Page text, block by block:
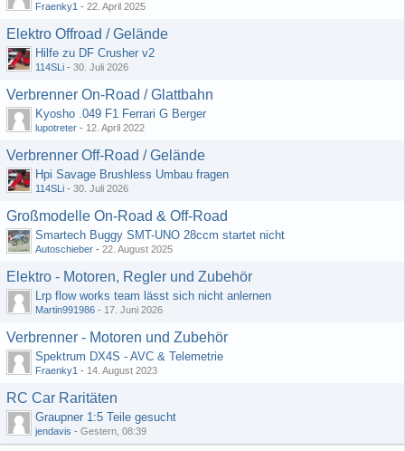
Fraenky1 - 22. April 2025
Elektro Offroad / Gelände
Hilfe zu DF Crusher v2
114SLi - 30. Juli 2026
Verbrenner On-Road / Glattbahn
Kyosho .049 F1 Ferrari G Berger
lupotreter - 12. April 2022
Verbrenner Off-Road / Gelände
Hpi Savage Brushless Umbau fragen
114SLi - 30. Juli 2026
Großmodelle On-Road & Off-Road
Smartech Buggy SMT-UNO 28ccm startet nicht
Autoschieber - 22. August 2025
Elektro - Motoren, Regler und Zubehör
Lrp flow works team lässt sich nicht anlernen
Martin991986 - 17. Juni 2026
Verbrenner - Motoren und Zubehör
Spektrum DX4S - AVC & Telemetrie
Fraenky1 - 14. August 2023
RC Car Raritäten
Graupner 1:5 Teile gesucht
jendavis - Gestern, 08:39